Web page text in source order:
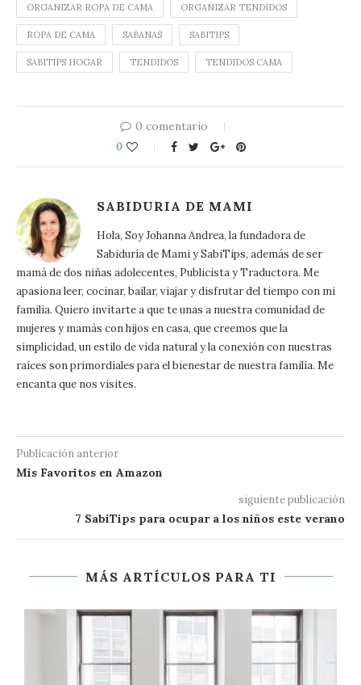
ORGANIZAR ROPA DE CAMA ORGANIZAR TENDIDOS
ROPA DE CAMA SABANAS SABITIPS
SABITIPS HOGAR TENDIDOS TENDIDOS CAMA
0 comentario
0
SABIDURIA DE MAMI
Hola, Soy Johanna Andrea, la fundadora de
Sabiduría de Mami y SabiTips, además de ser
mamá de dos niñas adolecentes, Publicista y Traductora. Me
apasiona leer, cocinar, bailar, viajar y disfrutar del tiempo con mi
familia. Quiero invitarte a que te unas a nuestra comunidad de
mujeres y mamás con hijos en casa, que creemos que la
simplicidad, un estilo de vida natural y la conexión con nuestras
raíces son primordiales para el bienestar de nuestra familia. Me
encanta que nos visites.
Publicación anterior
Mis Favoritos en Amazon
siguiente publicación
7 SabiTips para ocupar a los niños este verano
MÁS ARTÍCULOS PARA TI